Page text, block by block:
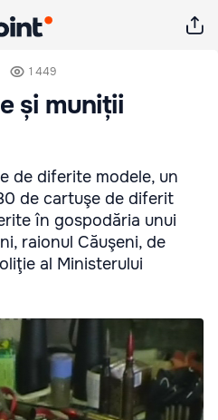
1 449
și muniții
de diferite modele, un
de cartuşe de diferit
în gospodăria unui
raionul Căuşeni, de
al Ministerului